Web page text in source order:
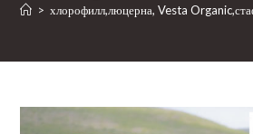
> хлорофилл,люцерна, Vesta